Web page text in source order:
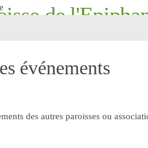
de
événements
des autres paroisses ou